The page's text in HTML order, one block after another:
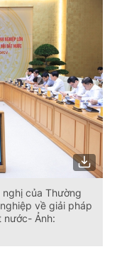
của Thường
về giải pháp
nước- Ảnh: